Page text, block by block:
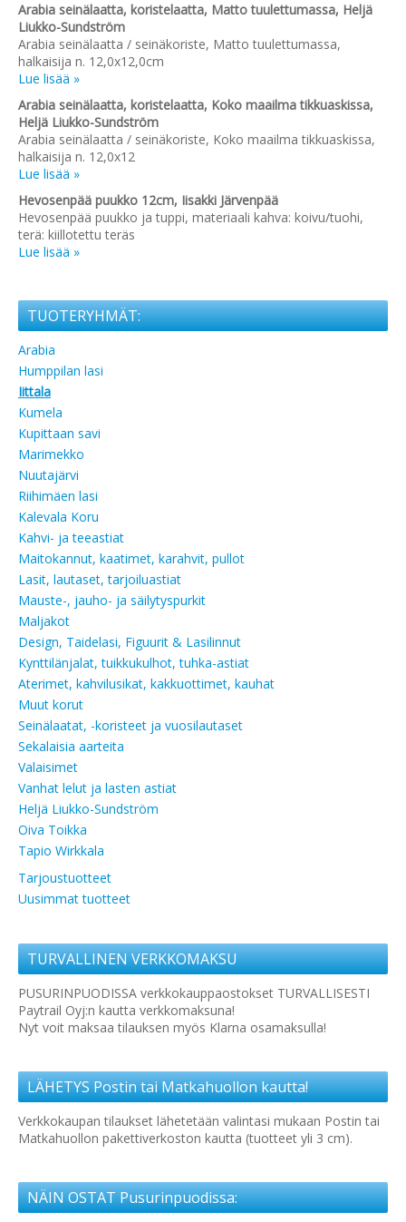
Arabia seinälaatta, koristelaatta, Matto tuulettumassa, Heljä
Liukko-Sundström
Arabia seinälaatta / seinäkoriste, Matto tuulettumassa,
halkaisija n. 12,0x12,0cm
Lue lisää »
Arabia seinälaatta, koristelaatta, Koko maailma tikkuaskissa,
Heljä Liukko-Sundström
Arabia seinälaatta / seinäkoriste, Koko maailma tikkuaskissa,
halkaisija n. 12,0x12
Lue lisää »
Hevosenpää puukko 12cm, Iisakki Järvenpää
Hevosenpää puukko ja tuppi, materiaali kahva: koivu/tuohi,
terä: kiillotettu teräs
Lue lisää »
TUOTERYHMÄT:
Arabia
Humppilan lasi
Iittala
Kumela
Kupittaan savi
Marimekko
Nuutajärvi
Riihimäen lasi
Kalevala Koru
Kahvi- ja teeastiat
Maitokannut, kaatimet, karahvit, pullot
Lasit, lautaset, tarjoiluastiat
Mauste-, jauho- ja säilytyspurkit
Maljakot
Design, Taidelasi, Figuurit & Lasilinnut
Kynttilänjalat, tuikkukulhot, tuhka-astiat
Aterimet, kahvilusikat, kakkuottimet, kauhat
Muut korut
Seinälaatat, -koristeet ja vuosilautaset
Sekalaisia aarteita
Valaisimet
Vanhat lelut ja lasten astiat
Heljä Liukko-Sundström
Oiva Toikka
Tapio Wirkkala
Tarjoustuotteet
Uusimmat tuotteet
TURVALLINEN VERKKOMAKSU
PUSURINPUODISSA verkkokauppaostokset TURVALLISESTI
Paytrail Oyj:n kautta verkkomaksuna!
Nyt voit maksaa tilauksen myös Klarna osamaksulla!
LÄHETYS Postin tai Matkahuollon kautta!
Verkkokaupan tilaukset lähetetään valintasi mukaan Postin tai
Matkahuollon pakettiverkoston kautta (tuotteet yli 3 cm).
NÄIN OSTAT Pusurinpuodissa: